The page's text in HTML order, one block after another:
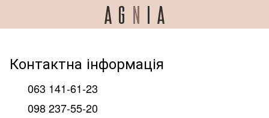
Контактна інформація
063 141-61-23
098 237-55-20